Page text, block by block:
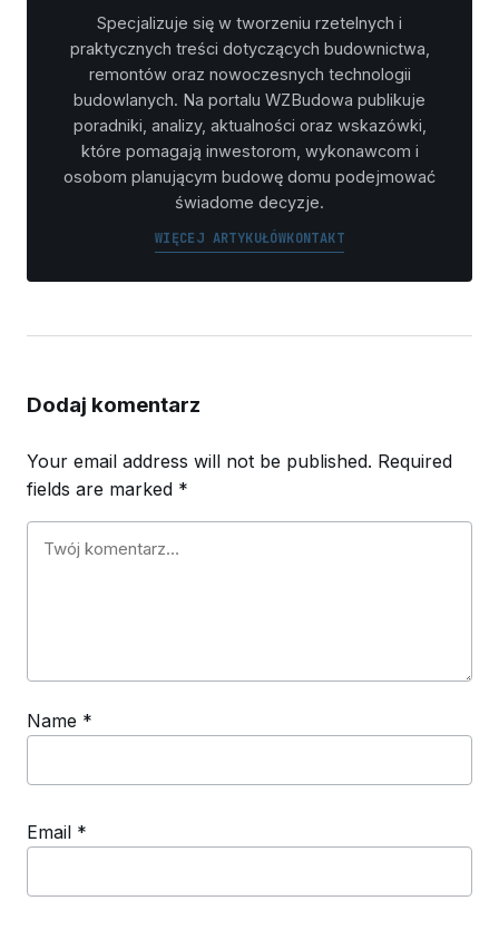
Specjalizuje się w tworzeniu rzetelnych i
praktycznych treści dotyczących budownictwa,
remontów oraz nowoczesnych technologii
budowlanych. Na portalu WZBudowa publikuje
poradniki, analizy, aktualności oraz wskazówki,
które pomagają inwestorom, wykonawcom i
osobom planującym budowę domu podejmować
świadome decyzje.
WIĘCEJ ARTYKUŁÓWKONTAKT
Dodaj komentarz
Your email address will not be published. Required
fields are marked *
Name *
Email *